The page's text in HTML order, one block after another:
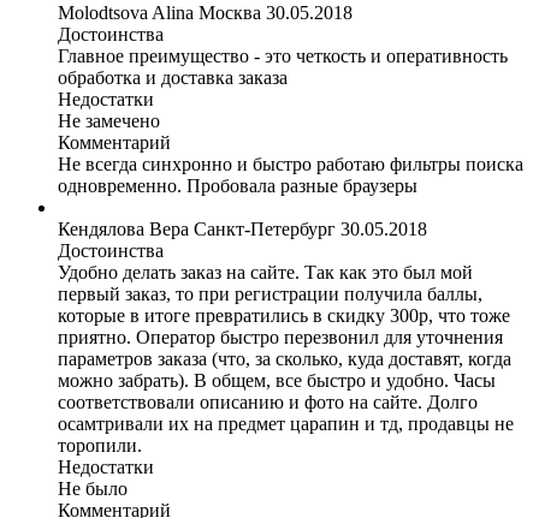
Molodtsova Alina Москва 30.05.2018
Достоинства
Главное преимущество - это четкость и оперативность
обработка и доставка заказа
Недостатки
Не замечено
Комментарий
Не всегда синхронно и быстро работаю фильтры поиска
одновременно. Пробовала разные браузеры
Кендялова Вера Санкт-Петербург 30.05.2018
Достоинства
Удобно делать заказ на сайте. Так как это был мой
первый заказ, то при регистрации получила баллы,
которые в итоге превратились в скидку 300р, что тоже
приятно. Оператор быстро перезвонил для уточнения
параметров заказа (что, за сколько, куда доставят, когда
можно забрать). В общем, все быстро и удобно. Часы
соответствовали описанию и фото на сайте. Долго
осамтривали их на предмет царапин и тд, продавцы не
торопили.
Недостатки
Не было
Комментарий